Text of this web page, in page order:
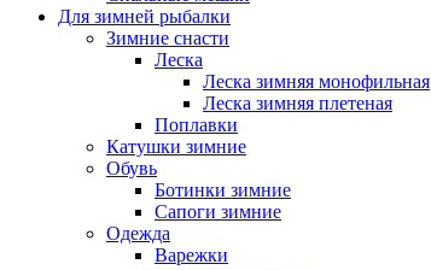
Для зимней рыбалки
Зимние снасти
Леска
Леска зимняя монофильная
Леска зимняя плетеная
Поплавки
Катушки зимние
Обувь
Ботинки зимние
Сапоги зимние
Одежда
Варежки